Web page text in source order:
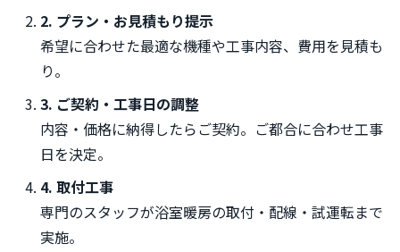
2. プラン・お見積もり提示
希望に合わせた最適な機種や工事内容、費用を見積も
り。
3. ご契約・工事日の調整
内容・価格に納得したらご契約。ご都合に合わせ工事
日を決定。
4. 取付工事
専門のスタッフが浴室暖房の取付・配線・試運転まで
実施。